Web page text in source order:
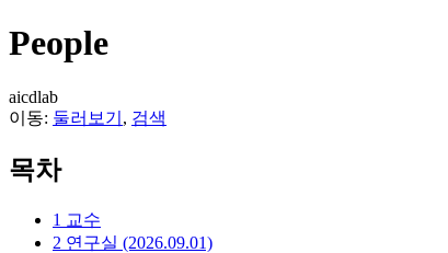
People
aicdlab
이동: 둘러보기 , 검색
목차
1 교수
2 연구실 (2026.09.01)